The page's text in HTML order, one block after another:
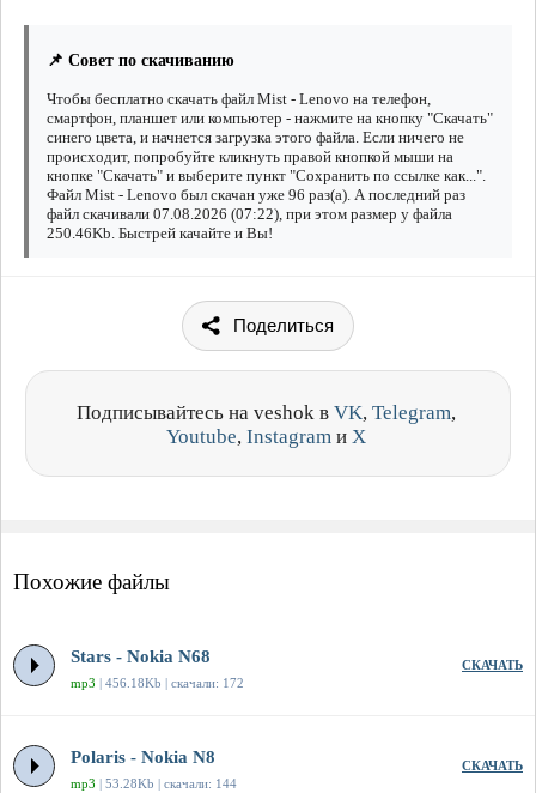
📌 Совет по скачиванию
Чтобы бесплатно скачать файл Mist - Lenovo на телефон,
смартфон, планшет или компьютер - нажмите на кнопку "Скачать"
синего цвета, и начнется загрузка этого файла. Если ничего не
происходит, попробуйте кликнуть правой кнопкой мыши на
кнопке "Скачать" и выберите пункт "Сохранить по ссылке как...".
Файл Mist - Lenovo был скачан уже 96 раз(а). А последний раз
файл скачивали 07.08.2026 (07:22), при этом размер у файла
250.46Kb. Быстрей качайте и Вы!
Поделиться
Подписывайтесь на veshok в VK, Telegram,
Youtube, Instagram и X
Похожие файлы
Stars - Nokia N68
mp3 | 456.18Kb | скачали: 172
СКАЧАТЬ
Polaris - Nokia N8
mp3 | 53.28Kb | скачали: 144
СКАЧАТЬ